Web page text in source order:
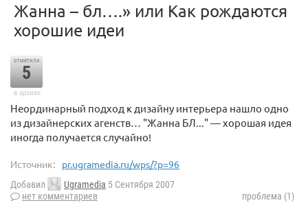
Жанна – бл….» или Как рождаются
хорошие идеи
отметили
5
в архиве
Неординарный подход к дизайну интерьера нашло одно
из дизайнерских агенств… "Жанна БЛ..." — хорошая идея
иногда получается случайно!
Источник: pr.ugramedia.ru/wps/?p=96
Добавил Ugramedia 5 Сентября 2007
нет комментариев
проблема (1)